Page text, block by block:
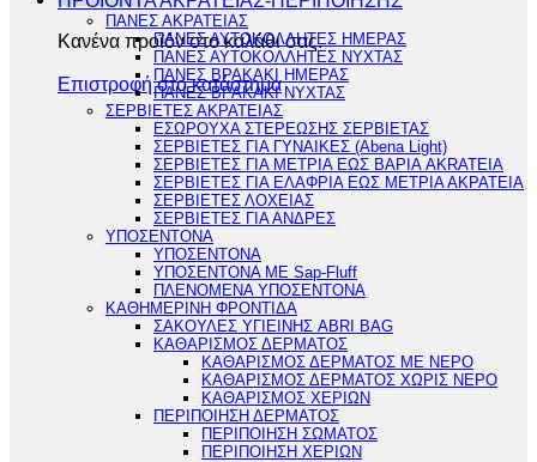
Κανένα προϊόν στο καλάθι σας.
Επιστροφή στο κατάστημα
ΠΑΝΕΣ ΑΚΡΑΤΕΙΑΣ
ΠΑΝΕΣ ΑΥΤΟΚΟΛΛΗΤΕΣ ΗΜΕΡΑΣ
ΠΑΝΕΣ ΑΥΤΟΚΟΛΛΗΤΕΣ ΝΥΧΤΑΣ
ΠΑΝΕΣ ΒΡΑΚΑΚΙ ΗΜΕΡΑΣ
ΠΑΝΕΣ ΒΡΑΚΑΚΙ ΝΥΧΤΑΣ
ΣΕΡΒΙΕΤΕΣ ΑΚΡΑΤΕΙΑΣ
ΕΣΩΡΟΥΧΑ ΣΤΕΡΕΩΣΗΣ ΣΕΡΒΙΕΤΑΣ
ΣΕΡΒΙΕΤΕΣ ΓΙΑ ΓΥΝΑΙΚΕΣ (Abena Light)
ΣΕΡΒΙΕΤΕΣ ΓΙΑ ΜΕΤΡΙΑ ΕΩΣ ΒΑΡΙΑ AKRATEIA
ΣΕΡΒΙΕΤΕΣ ΓΙΑ ΕΛΑΦΡΙΑ ΕΩΣ ΜΕΤΡΙΑ ΑΚΡΑΤΕΙΑ
ΣΕΡΒΙΕΤΕΣ ΛΟΧΕΙΑΣ
ΣΕΡΒΙΕΤΕΣ ΓΙΑ ΑΝΔΡΕΣ
ΥΠΟΣΕΝΤΟΝΑ
ΥΠΟΣΕΝΤΟΝΑ
ΥΠΟΣΕΝΤΟΝΑ ΜΕ Sap-Fluff
ΠΛΕΝΟΜΕΝΑ ΥΠΟΣΕΝΤΟΝΑ
ΚΑΘΗΜΕΡΙΝΗ ΦΡΟΝΤΙΔΑ
ΣΑΚΟΥΛΕΣ ΥΓΙΕΙΝΗΣ ABRI BAG
ΚΑΘΑΡΙΣΜΟΣ ΔΕΡΜΑΤΟΣ
ΚΑΘΑΡΙΣΜΟΣ ΔΕΡΜΑΤΟΣ ΜΕ ΝΕΡΟ
ΚΑΘΑΡΙΣΜΟΣ ΔΕΡΜΑΤΟΣ ΧΩΡΙΣ ΝΕΡΟ
ΚΑΘΑΡΙΣΜΟΣ ΧΕΡΙΩΝ
ΠΕΡΙΠΟΙΗΣΗ ΔΕΡΜΑΤΟΣ
ΠΕΡΙΠΟΙΗΣΗ ΣΩΜΑΤΟΣ
ΠΕΡΙΠΟΙΗΣΗ ΧΕΡΙΩΝ